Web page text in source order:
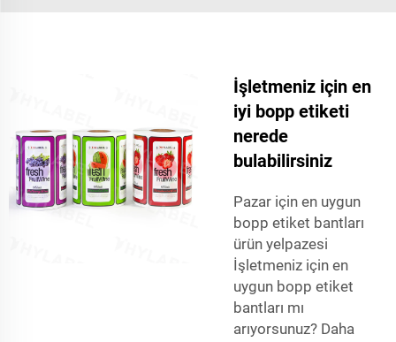
İşletmeniz için en
iyi bopp etiketi
nerede
bulabilirsiniz
Pazar için en uygun
bopp etiket bantları
ürün yelpazesi
İşletmeniz için en
uygun bopp etiket
bantları mı
arıyorsunuz? Daha